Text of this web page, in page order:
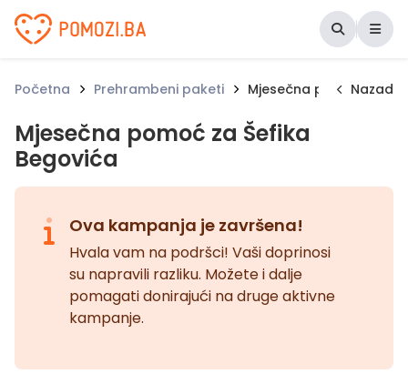
Udruženje Pomozi.ba
Početna Prehrambeni paketi Mjesečna pomoć za
Nazad
Mjesečna pomoć za Šefika
Begovića
Ova kampanja je završena!
Hvala vam na podršci! Vaši doprinosi
su napravili razliku. Možete i dalje
pomagati donirajući na druge aktivne
kampanje.